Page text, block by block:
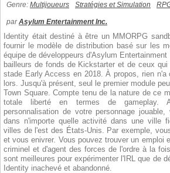
Genre: Multijoueurs Stratégies et Simulation
parAsylum Entertainment Inc.
Identity était destiné à être un MMORPG
fournir le modèle de distribution basé sur les
équipe de développeurs d'Asylum
bailleurs de fonds de Kickstarter et de ceux
stade Early Access en 2018. À propos, rien n'a
lors. Jusqu'à présent, seul le premier module
Town Square. Compte tenu de la nature de ce
totale liberté en termes de gameplay.
personnalisation de votre personnage
dans n'importe quelle activité dans une ville
villes de l'est des États-Unis. Par exemple,
et vous enivrer. Vous pouvez trouver un emploi
criminel et d'agent des forces de l'ordre à la
sont meilleures pour expérimenter l'IRL que de
Identity inachevé et abandonné.